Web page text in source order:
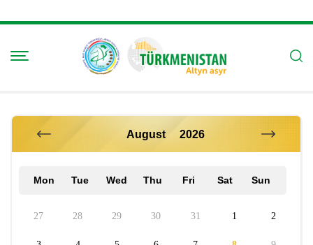
Mon Tue Wed Thu Fri Sat Sun
27 28 29 30 31 1 2